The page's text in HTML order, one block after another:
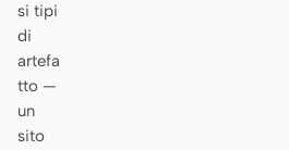
Video
si tipi
di
artefa
tto —
un
sito